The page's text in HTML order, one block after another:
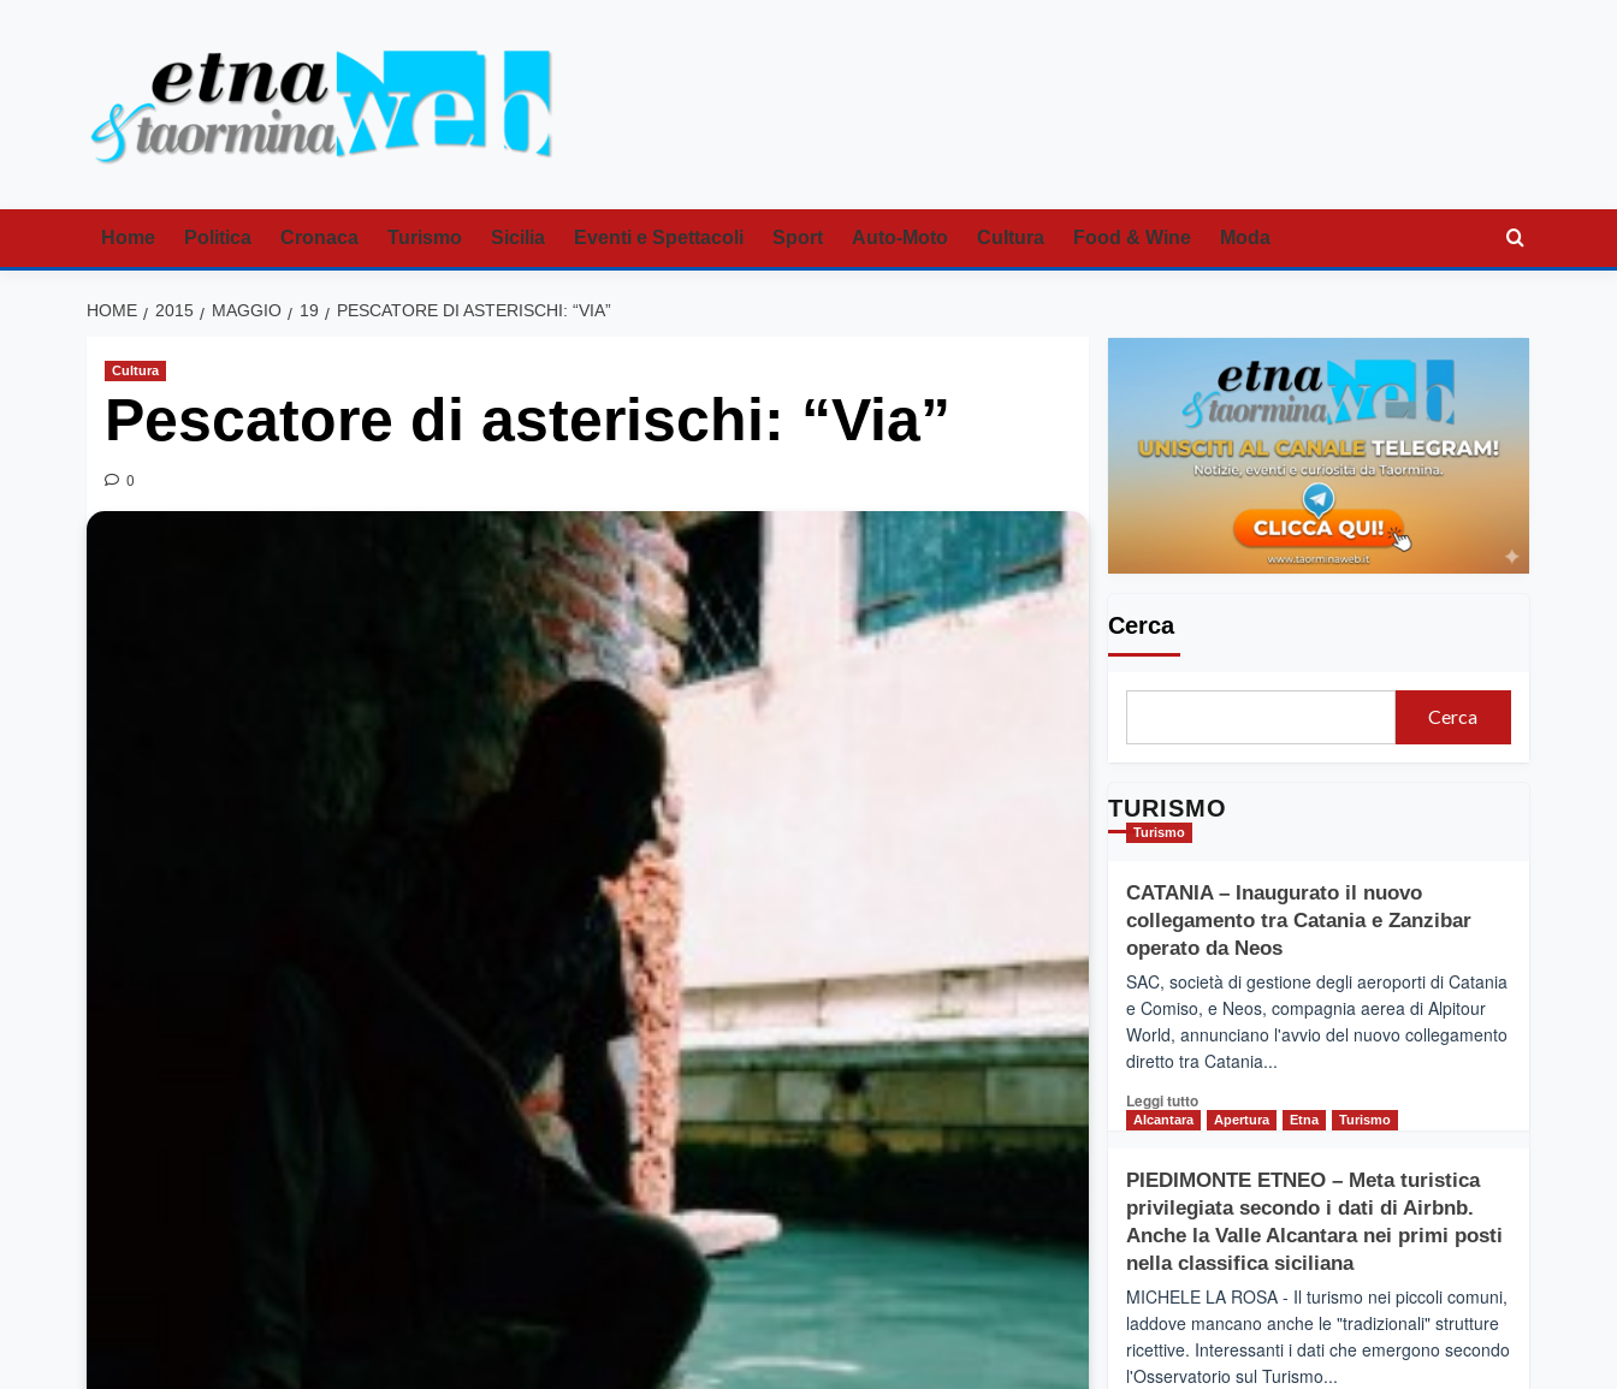
Home Politica Cronaca Turismo Sicilia Eventi e Spettacoli Sport Auto-Moto Cultura Food & Wine Moda
HOME 2015 MAGGIO 19 PESCATORE DI ASTERISCHI: “VIA”
Cultura
Pescatore di asterischi: “Via”
0
Cerca
Cerca
TURISMO
Turismo
CATANIA – Inaugurato il nuovo
collegamento tra Catania e Zanzibar
operato da Neos
SAC, società di gestione degli aeroporti di Catania
e Comiso, e Neos, compagnia aerea di Alpitour
World, annunciano l'avvio del nuovo collegamento
diretto tra Catania...
Leggi tuttoLeggi
CATANIA
–
Inaugurato
il
collegamento
tra
Catania
e
Alcantara Apertura Etna Turismo
PIEDIMONTE ETNEO – Meta turistica
privilegiata secondo i dati di Airbnb.
Anche la Valle Alcantara nei primi posti
nella classifica siciliana
MICHELE LA ROSA - Il turismo nei piccoli comuni,
laddove mancano anche le "tradizionali" strutture
ricettive. Interessanti i dati che emergono secondo
l'Osservatorio sul Turismo...